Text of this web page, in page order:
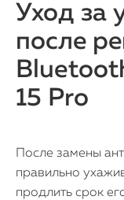
Уход за
после
15 Pro
После замены
правильно
продлить срок